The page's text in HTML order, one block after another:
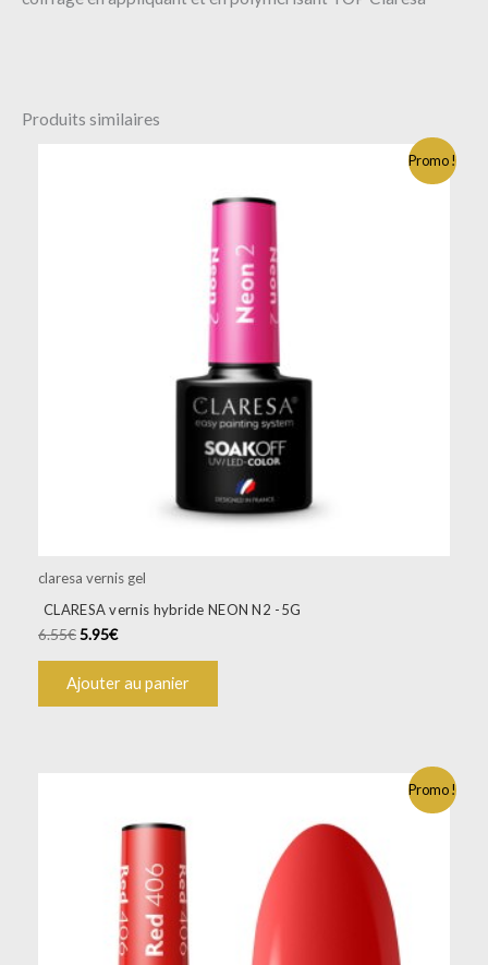
Produits similaires
Promo !
claresa vernis gel
CLARESA vernis hybride NEON N2 -5G
6.55€5.95€
Ajouter au panier
Promo !